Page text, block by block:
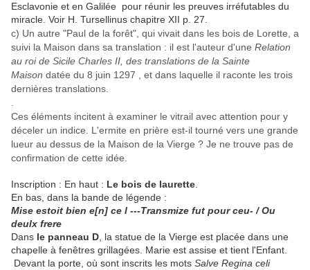
Esclavonie et en Galilée pour réunir les preuves irréfutables du
miracle. Voir H. Tursellinus chapitre XII p. 27.
c) Un autre "Paul de la forêt", qui vivait dans les bois de Lorette, a
suivi la Maison dans sa translation : il est l'auteur d'une Relation
au roi de Sicile Charles II, des translations de la Sainte
Maison datée du 8 juin 1297 , et dans laquelle il raconte les trois
dernières translations.
Ces éléments incitent à examiner le vitrail avec attention pour y
déceler un indice. L'ermite en prière est-il tourné vers une grande
lueur au dessus de la Maison de la Vierge ? Je ne trouve pas de
confirmation de cette idée.
Inscription : En haut : Le bois de laurette
En bas, dans la bande de légende :
Mise estoit bien e[n] ce l ---Transmize fut pour ceu- / Ou
deulx frere
Dans le panneau D , la statue de la Vierge est placée dans une
chapelle à fenêtres grillagées. Marie est assise et tient l'Enfant.
Devant la porte, où sont inscrits les mots Salve Regina celi